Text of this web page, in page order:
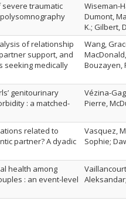
severe traumatic
Wiseman-
Dumont,
K.; Gilbert,
of relationship
support, and
seeking medically
Wang,
Bouzayen,
genitourinary
: a matched-
Vézina-
Pierre,
related to
partner? A dyadic
Vasquez,
Sophie;
health among
: an event-level